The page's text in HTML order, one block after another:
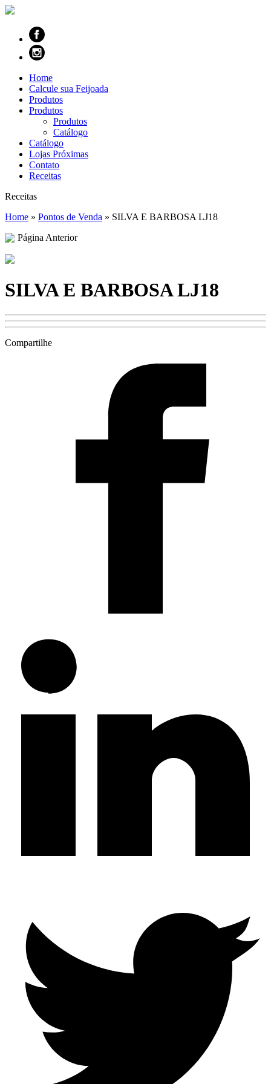
Home
Calcule sua Feijoada
Produtos
Produtos
Produtos
Catálogo
Catálogo
Lojas Próximas
Contato
Receitas
Receitas
Home » Pontos de Venda » SILVA E BARBOSA LJ18
Página Anterior
SILVA E BARBOSA LJ18
Compartilhe